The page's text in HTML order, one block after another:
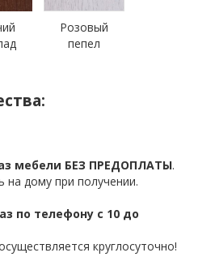
Розовый
пепел
мебели БЕЗ ПРЕДОПЛАТЫ.
дому при получении.
по телефону с 10 до
круглосуточно!